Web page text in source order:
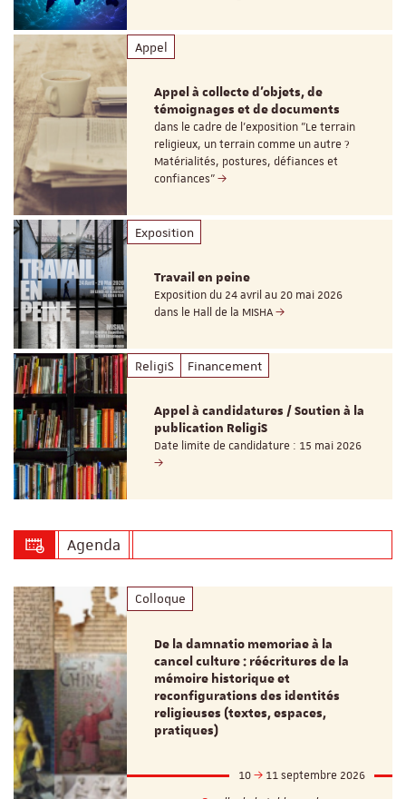
Appel
Appel à collecte d'objets, de
témoignages et de documents
dans le cadre de l'exposition "Le terrain
religieux, un terrain comme un autre ?
Matérialités, postures, défiances et
confiances"
Exposition
Travail en peine
Exposition du 24 avril au 20 mai 2026
dans le Hall de la MISHA
ReligiS Financement
Appel à candidatures / Soutien à la
publication ReligiS
Date limite de candidature : 15 mai 2026
Agenda
Colloque
De la damnatio memoriae à la
cancel culture : réécritures de la
mémoire historique et
reconfigurations des identités
religieuses (textes, espaces,
pratiques)
10
11 septembre 2026